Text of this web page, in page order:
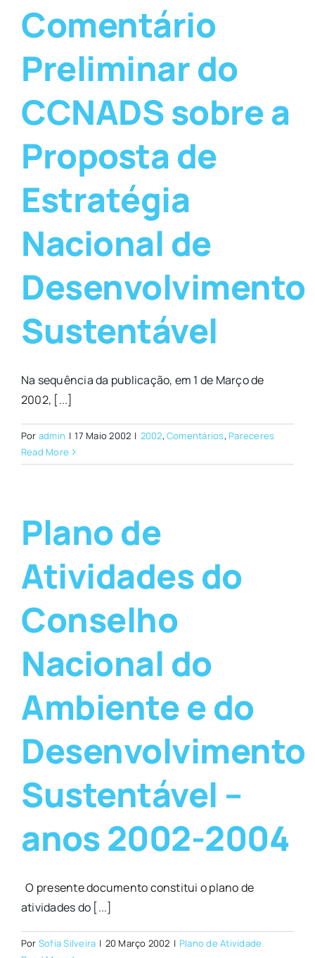
Comentário
Preliminar do
CCNADS sobre a
Proposta de
Estratégia
Nacional de
Desenvolvimento
Sustentável
Na sequência da publicação, em 1 de Março de
2002, [...]
Por admin | 17 Maio 2002 | 2002,Comentários, Pareceres
Read More
Plano de
Atividades do
Conselho
Nacional do
Ambiente e do
Desenvolvimento
Sustentável –
anos 2002-2004
O presente documento constitui o plano de
atividades do [...]
Por Sofia Silveira | 20 Março 2002 | Plano de Atividade